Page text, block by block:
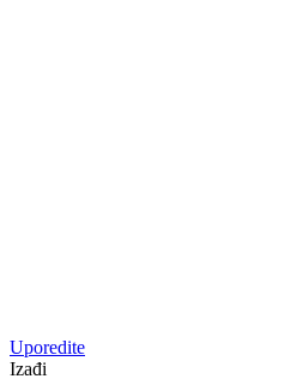
Uporedite
Izađi